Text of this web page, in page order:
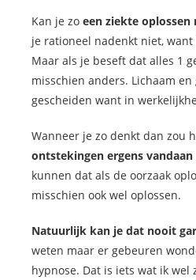
Kan je zo een ziekte oplossen
je rationeel nadenkt niet,
Maar als je beseft dat alles 1
misschien anders. Lichaam
gescheiden want in
Wanneer je zo denkt dan zou
ontstekingen ergens
kunnen dat als de oorzaak
misschien ook wel oplossen.
Natuurlijk kan je dat nooit
weten maar er gebeuren
hypnose. Dat is iets wat ik wel